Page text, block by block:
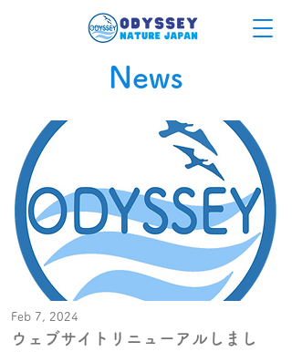
News
Feb 7, 2024
ウェブサイトリニューアルしまし